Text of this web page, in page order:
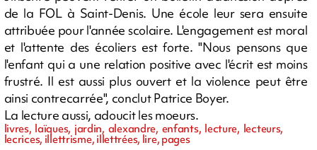
de la FOL à Saint-Denis. Une école leur sera ensuite
attribuée pour l'année scolaire. L'engagement est moral
et l'attente des écoliers est forte. "Nous pensons que
l'enfant qui a une relation positive avec l'écrit est moins
frustré. Il est aussi plus ouvert et la violence peut être
ainsi contrecarrée", conclut Patrice Boyer.
La lecture aussi, adoucit les moeurs.
livres, laïques, jardin, alexandre, enfants, lecture, lecteurs,
lecrices, illettrisme, illettrées, lire, pages